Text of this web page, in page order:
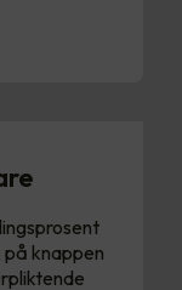
på knappen